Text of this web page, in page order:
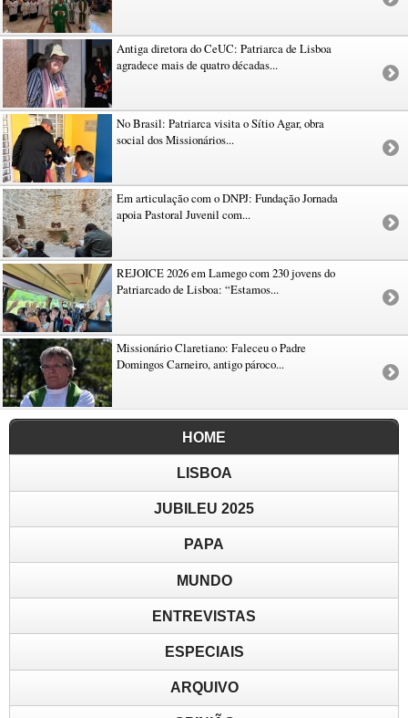
Antiga diretora do CeUC: Patriarca de Lisboa
agradece mais de quatro décadas...
No Brasil: Patriarca visita o Sítio Agar, obra
social dos Missionários...
Em articulação com o DNPJ: Fundação Jornada
apoia Pastoral Juvenil com...
REJOICE 2026 em Lamego com 230 jovens do
Patriarcado de Lisboa: “Estamos...
Missionário Claretiano: Faleceu o Padre
Domingos Carneiro, antigo pároco...
HOME
LISBOA
JUBILEU 2025
PAPA
MUNDO
ENTREVISTAS
ESPECIAIS
ARQUIVO